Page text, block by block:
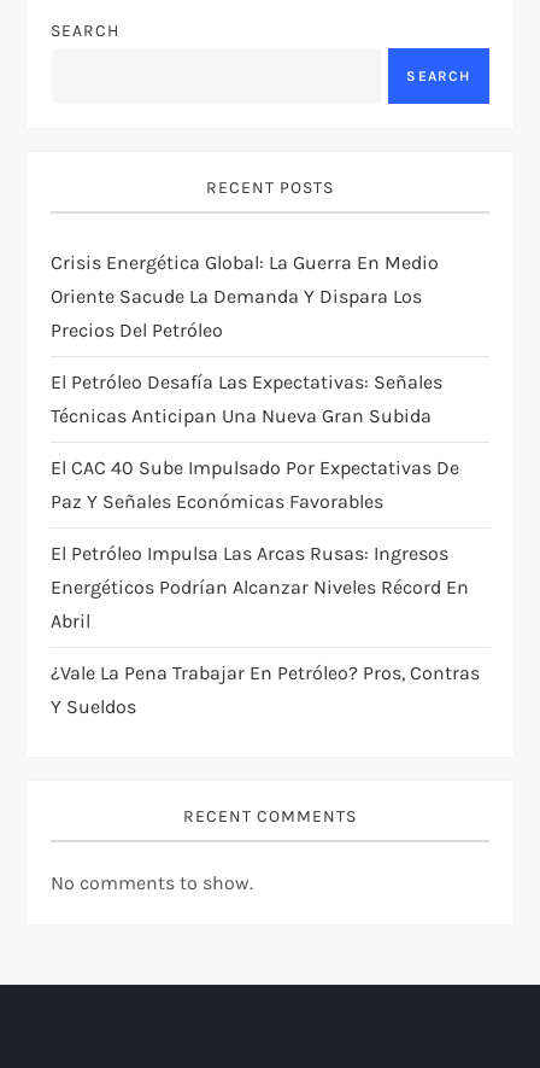
a
a
t
i
o
n
SEARCH
SEARCH
RECENT POSTS
Crisis Energética Global: La Guerra En Medio
Oriente Sacude La Demanda Y Dispara Los
Precios Del Petróleo
El Petróleo Desafía Las Expectativas: Señales
Técnicas Anticipan Una Nueva Gran Subida
El CAC 40 Sube Impulsado Por Expectativas De
Paz Y Señales Económicas Favorables
El Petróleo Impulsa Las Arcas Rusas: Ingresos
Energéticos Podrían Alcanzar Niveles Récord En
Abril
¿Vale La Pena Trabajar En Petróleo? Pros, Contras
Y Sueldos
RECENT COMMENTS
No comments to show.